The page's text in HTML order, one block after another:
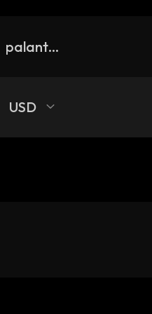
palantir-tokenized-stock-defichain
USD